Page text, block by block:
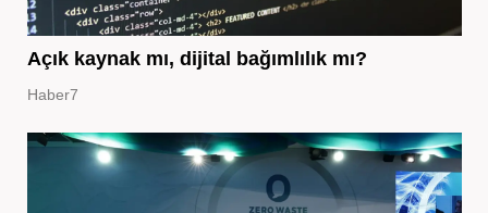
Açık kaynak mı, dijital bağımlılık mı?
Haber7